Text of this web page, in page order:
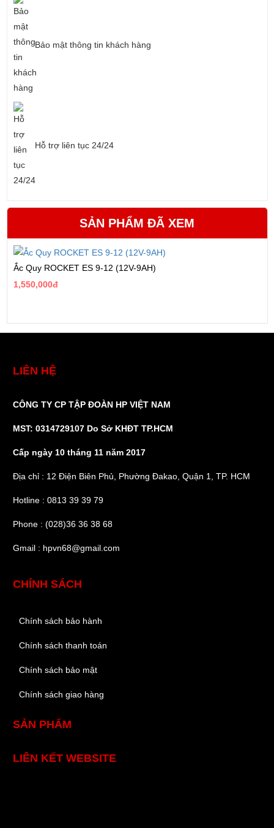
Bảo mật thông tin khách hàng
Hỗ trợ liên tục 24/24
SẢN PHẨM ĐÃ XEM
Ắc Quy ROCKET ES 9-12 (12V-9AH)
1,550,000đ
LIÊN HỆ
CÔNG TY CP TẬP ĐOÀN HP VIỆT NAM
MST: 0314729107 Do Sở KHĐT TP.HCM
Cấp ngày 10 tháng 11 năm 2017
Địa chỉ : 12 Điện Biên Phủ, Phường Đakao, Quận 1, TP. HCM
Hotline : 0813 39 39 79
Phone : (028)36 36 38 68
Gmail : hpvn68@gmail.com
CHÍNH SÁCH
Chính sách bảo hành
Chính sách thanh toán
Chính sách bảo mật
Chính sách giao hàng
SẢN PHẨM
LIÊN KẾT WEBSITE